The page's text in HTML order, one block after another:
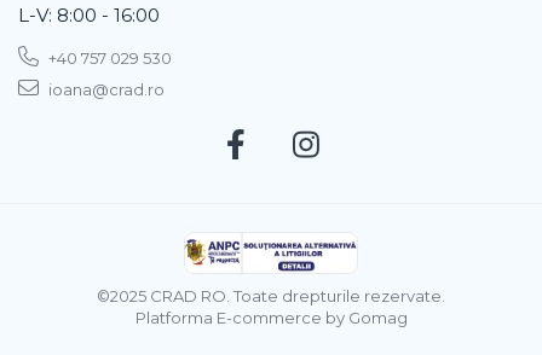
L-V: 8:00 - 16:00
+40 757 029 530
ioana@crad.ro
©2025 CRAD RO. Toate drepturile rezervate.
Platforma E-commerce by Gomag